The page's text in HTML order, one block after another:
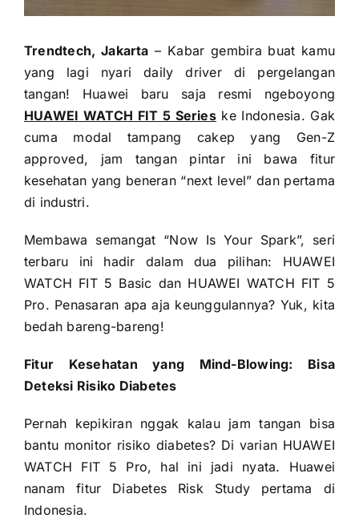
Trendtech, Jakarta – Kabar gembira buat kamu
yang lagi nyari daily driver di pergelangan
tangan! Huawei baru saja resmi ngeboyong
HUAWEI WATCH FIT 5 Serieske Indonesia. Gak
cuma modal tampang cakep yang Gen-Z
approved, jam tangan pintar ini bawa fitur
kesehatan yang beneran “next level” dan pertama
di industri.
Membawa semangat “Now Is Your Spark”, seri
terbaru ini hadir dalam dua pilihan: HUAWEI
WATCH FIT 5 Basic dan HUAWEI WATCH FIT 5
Pro. Penasaran apa aja keunggulannya? Yuk, kita
bedah bareng-bareng!
Fitur Kesehatan yang Mind-Blowing: Bisa
Deteksi Risiko Diabetes
Pernah kepikiran nggak kalau jam tangan bisa
bantu monitor risiko diabetes? Di varian HUAWEI
WATCH FIT 5 Pro, hal ini jadi nyata. Huawei
nanam fitur Diabetes Risk Study pertama di
Indonesia.